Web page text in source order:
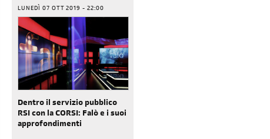
LUNEDÌ 07 OTT 2019 - 22:00
Dentro il servizio pubblico
RSI con la CORSI: Falò e i suoi
approfondimenti